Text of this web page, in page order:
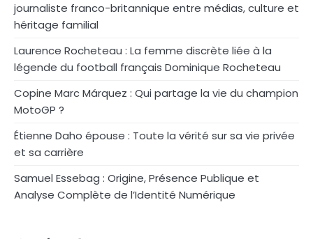
journaliste franco-britannique entre médias, culture et
héritage familial
Laurence Rocheteau : La femme discrète liée à la
légende du football français Dominique Rocheteau
Copine Marc Márquez : Qui partage la vie du champion
MotoGP ?
Étienne Daho épouse : Toute la vérité sur sa vie privée
et sa carrière
Samuel Essebag : Origine, Présence Publique et
Analyse Complète de l’Identité Numérique